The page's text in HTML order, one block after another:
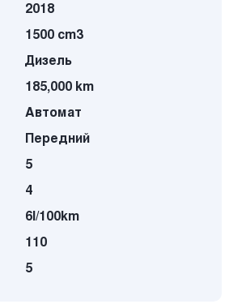
2018
1500 cm3
Дизель
185,000 km
Автомат
Передний
5
4
6l/100km
110
5